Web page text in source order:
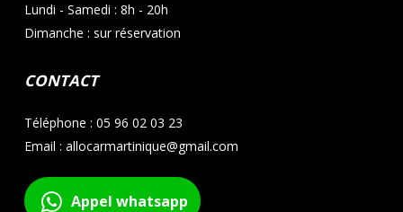
Lundi - Samedi : 8h - 20h
Dimanche : sur réservation
CONTACT
Téléphone : 05 96 02 03 23
Email : allocarmartinique@gmail.com
Appel whatsapp